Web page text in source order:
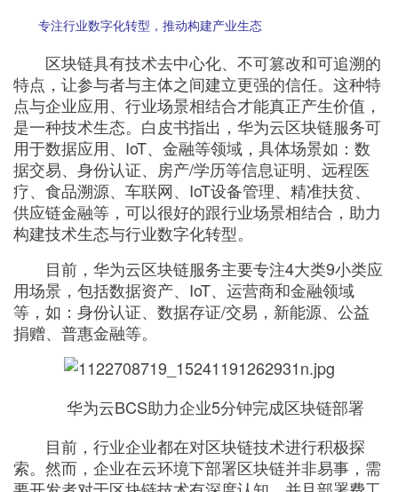
学
堂
我
的
程
我
认
的
我
藏
持
我
的
技
术
支
我
的
云
声
专注行业数字化转型，推动构建产业生态
区块链具有技术去中心化、不可篡改和可追溯的
特点，让参与者与主体之间建立更强的信任。这种特
点与企业应用、行业场景相结合才能真正产生价值，
是一种技术生态。白皮书指出，华为云区块链服务可
用于数据应用、IoT、金融等领域，具体场景如：数
据交易、身份认证、房产/学历等信息证明、远程医
疗、食品溯源、车联网、IoT设备管理、精准扶贫、
供应链金融等，可以很好的跟行业场景相结合，助力
构建技术生态与行业数字化转型。
目前，华为云区块链服务主要专注4大类9小类应
用场景，包括数据资产、IoT、运营商和金融领域
等，如：身份认证、数据存证/交易，新能源、公益
捐赠、普惠金融等。
华为云BCS助力企业5分钟完成区块链部署
目前，行业企业都在对区块链技术进行积极探
索。然而，企业在云环境下部署区块链并非易事，需